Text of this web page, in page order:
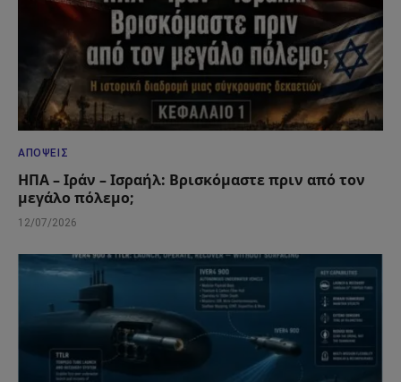
ΑΠΌΨΕΙΣ
ΗΠΑ – Ιράν – Ισραήλ: Βρισκόμαστε πριν από τον
μεγάλο πόλεμο;
12/07/2026